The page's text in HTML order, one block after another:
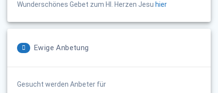
Wunderschönes Gebet zum Hl. Herzen Jesu hier
Ewige Anbetung
Gesucht werden Anbeter für